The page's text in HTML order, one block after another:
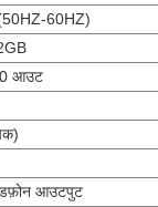
60HZ)
आउट
आउटपुट